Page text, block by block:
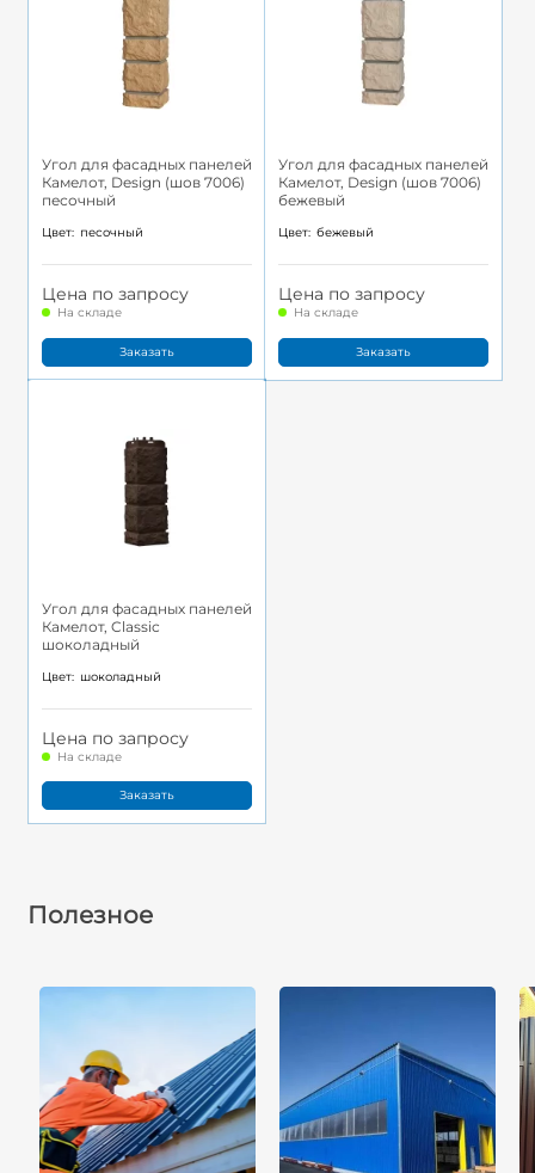
Угол для фасадных панелей
Камелот, Design (шов 7006)
песочный
Цвет: песочный
Цена по запросу
На складе
Заказать
Угол для фасадных панелей
Камелот, Design (шов 7006)
бежевый
Цвет: бежевый
Цена по запросу
На складе
Заказать
Угол для фасадных панелей
Камелот, Classic
шоколадный
Цвет: шоколадный
Цена по запросу
На складе
Заказать
Полезное